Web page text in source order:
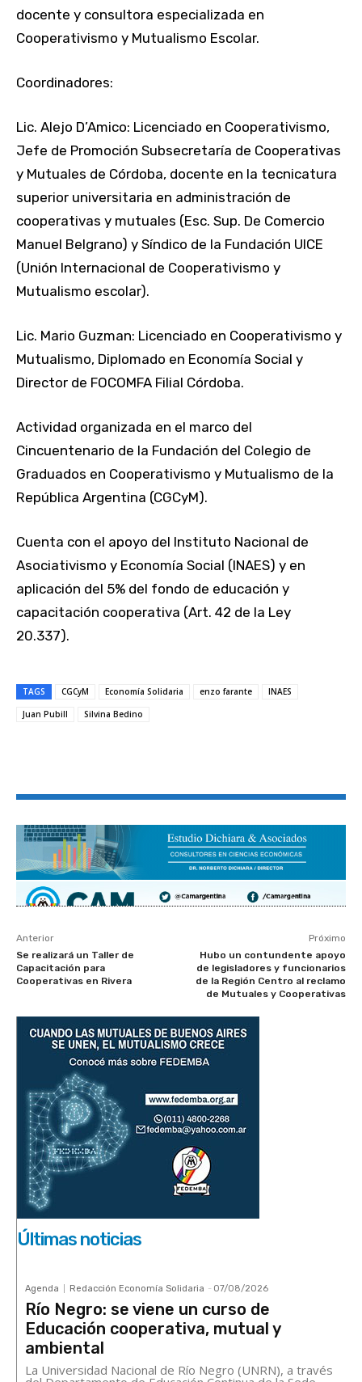
docente y consultora especializada en
Cooperativismo y Mutualismo Escolar.
Coordinadores:
Lic. Alejo D’Amico: Licenciado en Cooperativismo,
Jefe de Promoción Subsecretaría de Cooperativas
y Mutuales de Córdoba, docente en la tecnicatura
superior universitaria en administración de
cooperativas y mutuales (Esc. Sup. De Comercio
Manuel Belgrano) y Síndico de la Fundación UICE
(Unión Internacional de Cooperativismo y
Mutualismo escolar).
Lic. Mario Guzman: Licenciado en Cooperativismo y
Mutualismo, Diplomado en Economía Social y
Director de FOCOMFA Filial Córdoba.
Actividad organizada en el marco del
Cincuentenario de la Fundación del Colegio de
Graduados en Cooperativismo y Mutualismo de la
República Argentina (CGCyM).
Cuenta con el apoyo del Instituto Nacional de
Asociativismo y Economía Social (INAES) y en
aplicación del 5% del fondo de educación y
capacitación cooperativa (Art. 42 de la Ley
20.337).
TAGS CGCyM Economía Solidaria enzo farante
INAES
Juan Pubill
Silvina Bedino
Anterior
Se realizará un Taller de
Capacitación para
Cooperativas en Rivera
Próximo
Hubo un contundente apoyo
de legisladores y funcionarios
de la Región Centro al reclamo
de Mutuales y Cooperativas
Últimas noticias
Agenda Redacción Economía Solidaria - 07/08/2026
Río Negro: se viene un curso de
Educación cooperativa, mutual y
ambiental
La Universidad Nacional de Río Negro (UNRN), a través